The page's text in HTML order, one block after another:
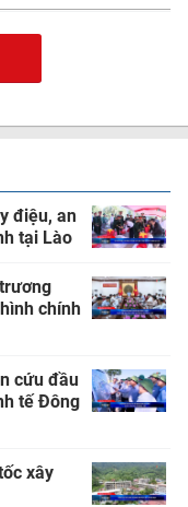
điệu, an
tại Lào
chính
cứu đầu
tế Đông
xây